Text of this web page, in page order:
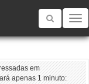
Toggle
em
apenas 1 minuto: